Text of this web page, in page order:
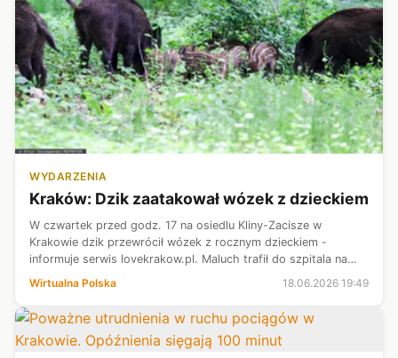
WYDARZENIA
Kraków: Dzik zaatakował wózek z dzieckiem
W czwartek przed godz. 17 na osiedlu Kliny-Zacisze w
Krakowie dzik przewrócił wózek z rocznym dzieckiem -
informuje serwis lovekrakow.pl. Maluch trafił do szpitala na
Wirtualna Polska 18.06.2026 19:49